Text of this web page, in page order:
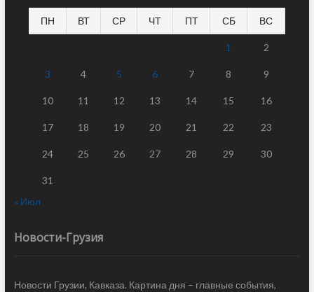
ПН ВТ СР ЧТ ПТ СБ ВС
1 2
3 4 5 6 7 8 9
10 11 12 13 14 15 16
17 18 19 20 21 22 23
24 25 26 27 28 29 30
31
« Июл
Новости-Грузия
Новости Грузии, Кавказа. Картина дня – главные события,